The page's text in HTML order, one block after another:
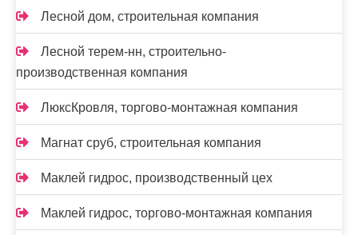
Лесной дом, строительная компания
Лесной терем-нн, строительно-
производственная компания
ЛюксКровля, торгово-монтажная компания
Магнат сруб, строительная компания
Маклей гидрос, производственный цех
Маклей гидрос, торгово-монтажная компания